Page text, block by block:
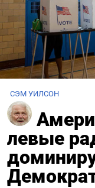
СЭМ УИЛСОН
левые